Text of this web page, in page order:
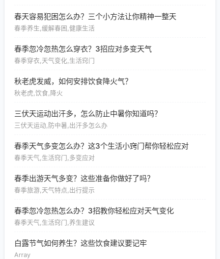
春天容易犯困怎么办？三个小方法让你精神一整天
春季养生,缓解春困,健康生活
春季忽冷忽热怎么穿衣？3招应对多变天气
春季穿衣,天气变化,生活窍门
秋老虎发威，如何安排饮食降火气？
秋老虎,饮食,降火
三伏天运动出汗多，怎么防止中暑你知道吗？
三伏天运动,防中暑,出汗多怎么办
春季天气多变怎么办？这3个生活小窍门帮你轻松应对
春季天气,生活窍门,多变应对
春季出游天气多变？这些准备你做好了吗？
春季旅游,天气特点,出行提示
春季忽冷忽热怎么办？3招教你轻松应对天气变化
春季天气,生活窍门,养生建议
白露节气如何养生？这些饮食建议要记牢
Array